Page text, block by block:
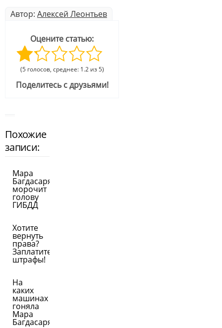
Автор: Алексей Леонтьев
Оцените статью:
(5 голосов, среднее: 1.2 из 5)
Поделитесь с друзьями!
Похожие
записи:
Мара
Багдасарян
морочит
голову
ГИБДД
Хотите
вернуть
права?
Заплатите
штрафы!
На
каких
машинах
гоняла
Мара
Багдасарян